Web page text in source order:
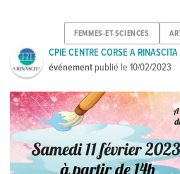
FEMMES-ET-SCIENCES
CPIE CENTRE CORSE A RINASCITA
événement publié le10/02/2023